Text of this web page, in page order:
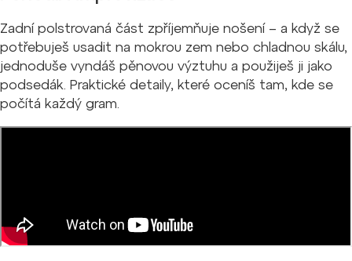
Zadní polstrovaná část zpříjemňuje nošení – a když se
potřebuješ usadit na mokrou zem nebo chladnou skálu,
jednoduše vyndáš pěnovou výztuhu a použiješ ji jako
podsedák. Praktické detaily, které oceníš tam, kde se
počítá každý gram.